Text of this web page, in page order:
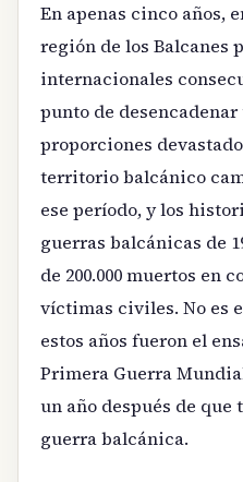
En apenas cinco años,
región de los Balcanes
internacionales
punto de
proporciones
territorio balcánico
ese período, y los
guerras balcánicas de
de 200.000 muertos en
víctimas civiles. No es
estos años fueron el
Primera Guerra
un año después de
guerra balcánica.